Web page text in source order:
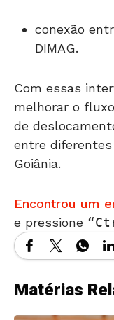
conexão
DIMAG.
Com essas
melhorar o
de
entre diferentes
Goiânia.
Encontrou um
e pressione
Matérias